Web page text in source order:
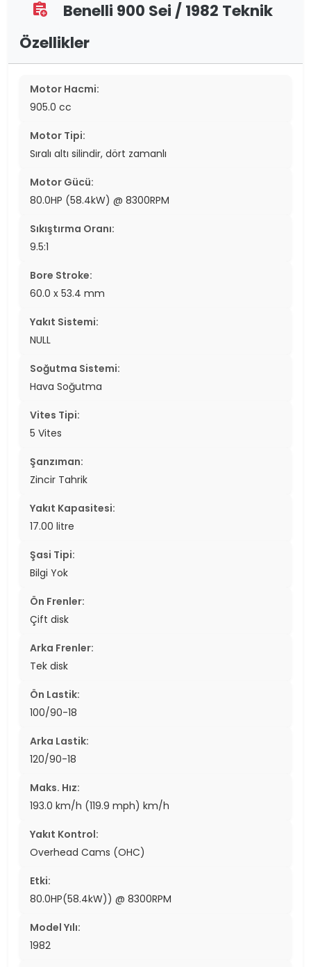
assignment_add
Benelli 900 Sei / 1982 Teknik
Özellikler
Motor Hacmi:
905.0 cc
Motor Tipi:
Sıralı altı silindir, dört zamanlı
Motor Gücü:
80.0HP (58.4kW) @ 8300RPM
Sıkıştırma Oranı:
9.5:1
Bore Stroke:
60.0 x 53.4 mm
Yakıt Sistemi:
NULL
Soğutma Sistemi:
Hava Soğutma
Vites Tipi:
5 Vites
Şanzıman:
Zincir Tahrik
Yakıt Kapasitesi:
17.00 litre
Şasi Tipi:
Bilgi Yok
Ön Frenler:
Çift disk
Arka Frenler:
Tek disk
Ön Lastik:
100/90-18
Arka Lastik:
120/90-18
Maks. Hız:
193.0 km/h (119.9 mph) km/h
Yakıt Kontrol:
Overhead Cams (OHC)
Etki:
80.0HP(58.4kW)) @ 8300RPM
Model Yılı:
1982